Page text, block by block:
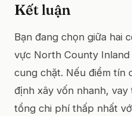
Kết luận
Bạn đang chọn giữa hai
vực North County
cung chặt. Nếu điểm tín
định xây vốn nhanh,
tổng chi phí thấp nhất